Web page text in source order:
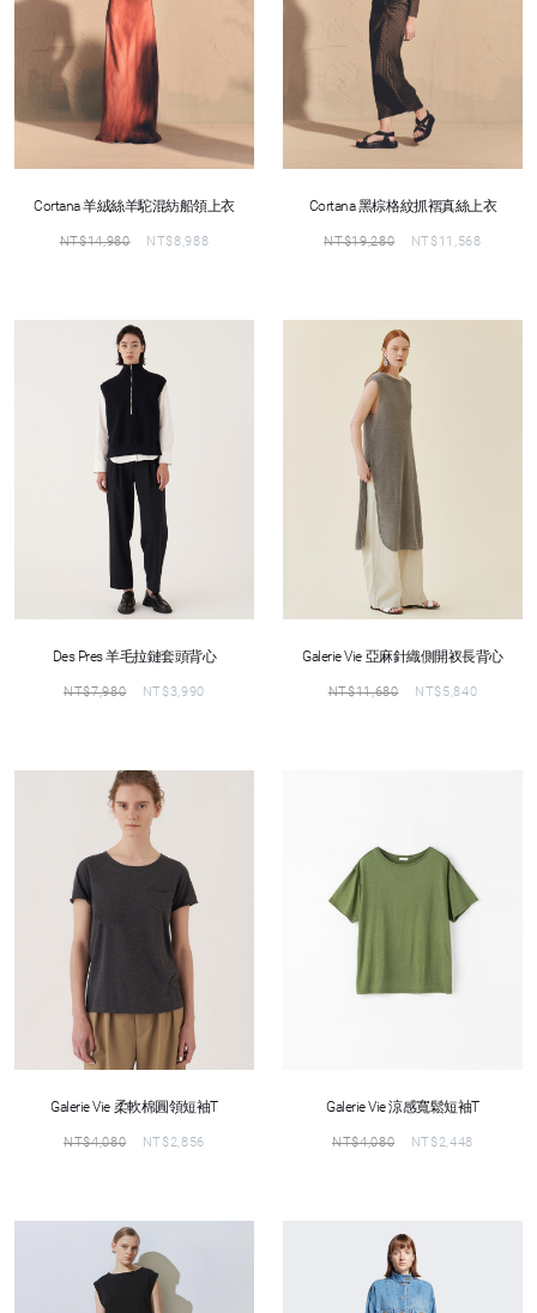
Cortana 羊絨絲羊駝混紡船領上衣
NT$14,980 NT$8,988
Cortana 黑棕格紋抓褶真絲上衣
NT$19,280 NT$11,568
Des Pres 羊毛拉鏈套頭背心
NT$7,980 NT$3,990
Galerie Vie 亞麻針織側開衩長背心
NT$11,680 NT$5,840
Galerie Vie 柔軟棉圓領短袖T
NT$4,080 NT$2,856
Galerie Vie 涼感寬鬆短袖T
NT$4,080 NT$2,448